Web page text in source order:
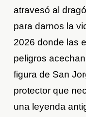
atravesó al
para darnos la
2026 donde las
peligros
figura de San
protector que
una leyenda